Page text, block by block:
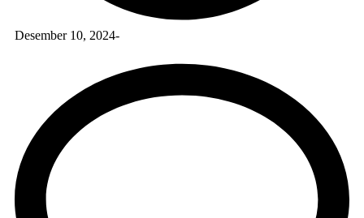
Desember 10, 2024-